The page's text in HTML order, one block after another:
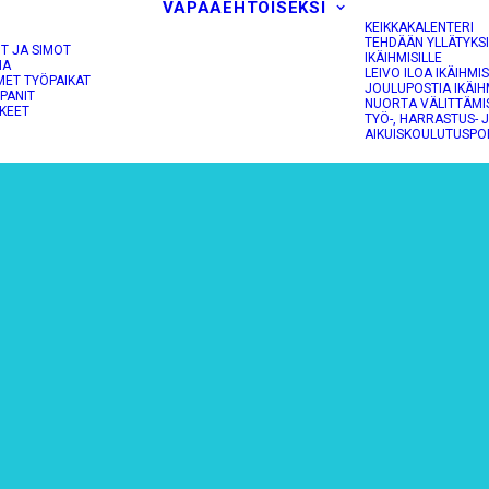
JA SIMOT
TYÖPAIKAT
VAPAAEHTOISEKSI
KEIKKAKALENTERI
TEHDÄÄN
IKÄIHMISILLE
LEIVO ILOA
JOULUPOSTIA
NUORTA
TYÖ-, HARRASTUS-